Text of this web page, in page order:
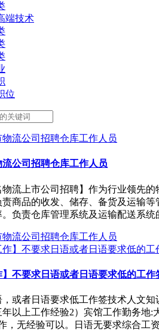
端技术
位
流公司招聘仓库工作人员
物流上市公司招聘】作为行业领先
商品的收发、储存、备货及运输
负责仓库管理系统及运输配送系
】不要求日语或者日语要求低的工作
或者日语要求低工作签技术人文
以上工作经验2）宾馆工作勤务地
，无经验可以。日语无要求综合工